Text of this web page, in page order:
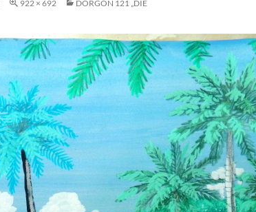
922 × 692
DORGON 121 „DIE